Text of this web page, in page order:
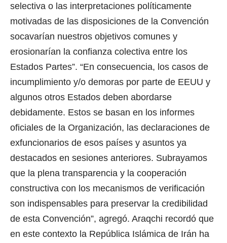
selectiva o las interpretaciones políticamente
motivadas de las disposiciones de la Convención
socavarían nuestros objetivos comunes y
erosionarían la confianza colectiva entre los
Estados Partes”. “En consecuencia, los casos de
incumplimiento y/o demoras por parte de EEUU y
algunos otros Estados deben abordarse
debidamente. Estos se basan en los informes
oficiales de la Organización, las declaraciones de
exfuncionarios de esos países y asuntos ya
destacados en sesiones anteriores. Subrayamos
que la plena transparencia y la cooperación
constructiva con los mecanismos de verificación
son indispensables para preservar la credibilidad
de esta Convención”, agregó. Araqchi recordó que
en este contexto la República Islámica de Irán ha